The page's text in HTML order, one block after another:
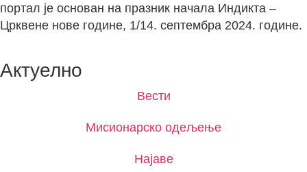
портал је основан на празник начала Индикта –
Црквене нове године, 1/14. септембра 2024. године.
Актуелно
Вести
Мисионарско одељење
Најаве